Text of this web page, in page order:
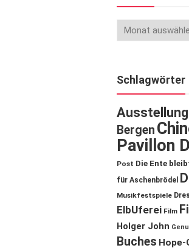
Schlagwörter
Ausstellung
Bergen
Pavillon
Post Die Ente
für Aschenbrödel
Musikfestspiele
ElbUferei Film
Holger John
Buches Hope-